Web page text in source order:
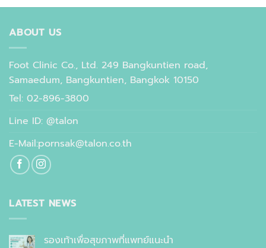
ABOUT US
Foot Clinic Co., Ltd. 249 Bangkuntien road,
Samaedum, Bangkuntien, Bangkok 10150
Tel: 02-896-3800
Line ID: @talon
E-Mail:pornsak@talon.co.th
LATEST NEWS
รองเท้าเพื่อสุขภาพที่แพทย์แนะนำ